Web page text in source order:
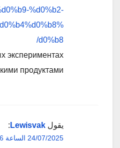
%d0%b2-
d0%b8/
экспериментах
продуктами!
يقول Lewisvak
:
24/07/2025 الساعة 6:06 م